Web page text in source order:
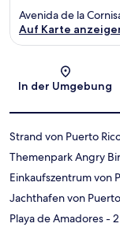
Avenida de la
Auf Karte
In der Umgebung
Strand von Puerto
Themenpark Angry
Einkaufszentrum von
Jachthafen von
Playa de Amadores-